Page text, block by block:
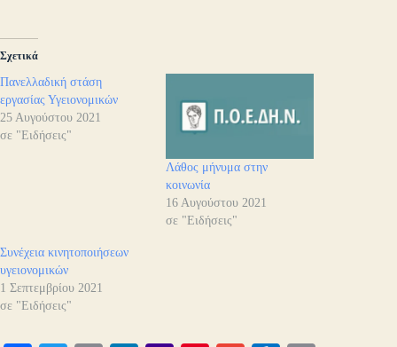
Σχετικά
Πανελλαδική στάση
εργασίας Υγειονομικών
25 Αυγούστου 2021
σε "Ειδήσεις"
Λάθος μήνυμα στην
κοινωνία
16 Αυγούστου 2021
σε "Ειδήσεις"
Συνέχεια κινητοποιήσεων
υγειονομικών
1 Σεπτεμβρίου 2021
σε "Ειδήσεις"